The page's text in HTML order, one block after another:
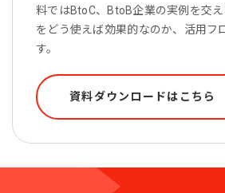
料ではBtoC、BtoB企業の実例を交
をどう使えば効果的なのか、活用フ
す。
資料ダウンロードはこちら